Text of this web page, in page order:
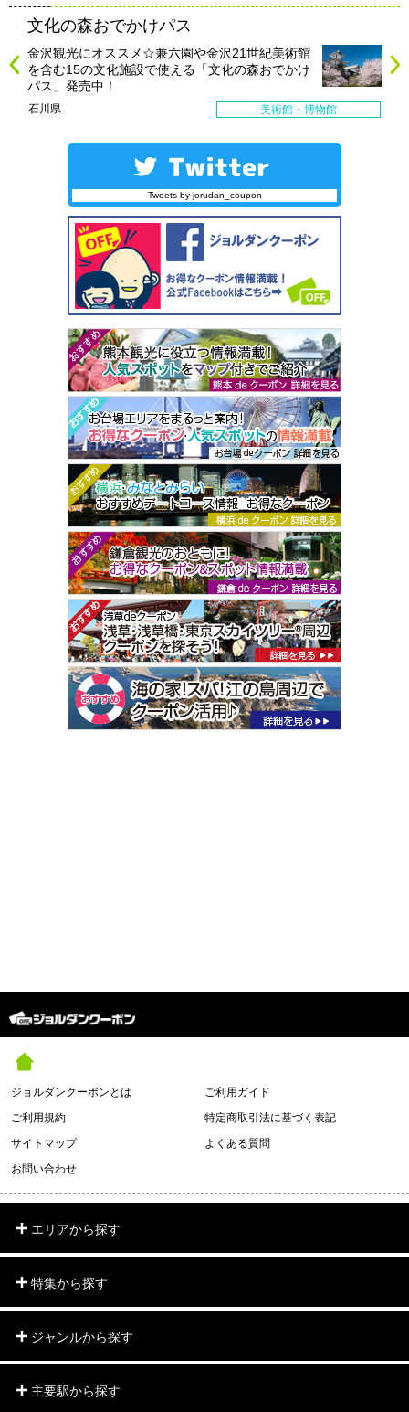
文化の森おでかけパス
金沢観光にオススメ☆兼六園や金沢21世紀美術館
を含む15の文化施設で使える「文化の森おでかけ
パス」発売中！
石川県 美術館・博物館
Tweets by jorudan_coupon
ジョルダンクーポンとは
ご利用ガイド
ご利用規約
特定商取引法に基づく表記
サイトマップ
よくある質問
お問い合わせ
エリアから探す
特集から探す
ジャンルから探す
主要駅から探す